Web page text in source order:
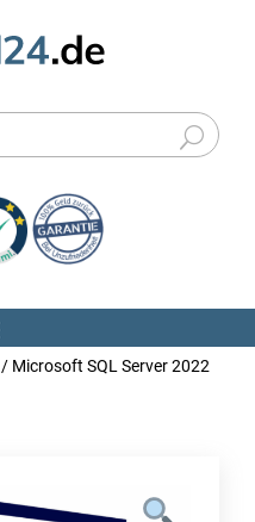
/ Microsoft SQL Server 2022